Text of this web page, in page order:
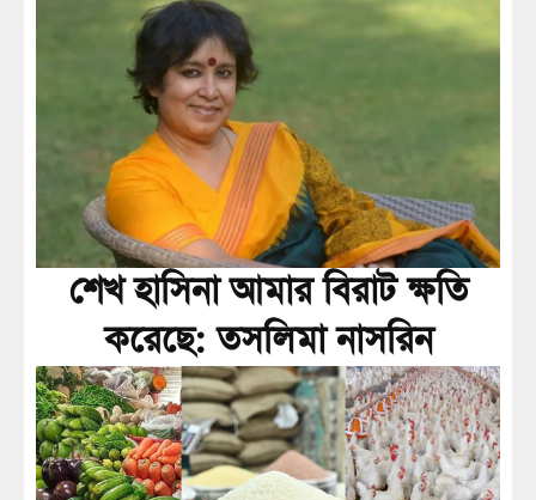
শেখ হাসিনা আমার বিরাট ক্ষতি
করেছে: তসলিমা নাসরিন